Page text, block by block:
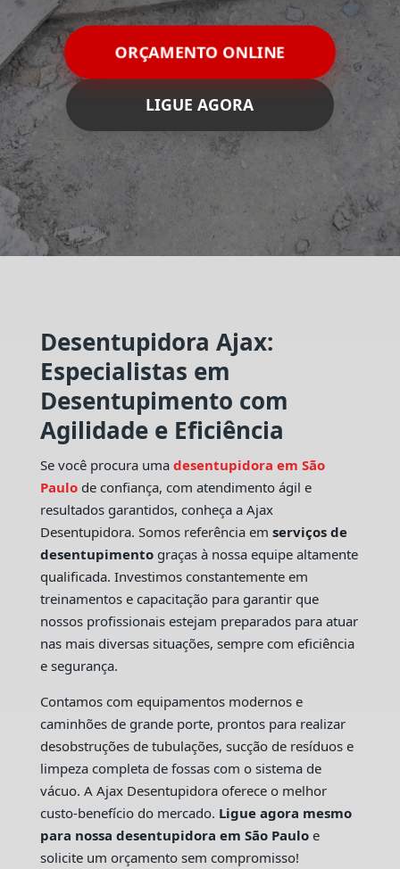
ORÇAMENTO ONLINE
LIGUE AGORA
Desentupidora Ajax:
Especialistas em
Desentupimento com
Agilidade e Eficiência
Se você procura uma desentupidora em São
Paulo de confiança, com atendimento ágil e
resultados garantidos, conheça a Ajax
Desentupidora. Somos referência em serviços de
desentupimentograças à nossa equipe altamente
qualificada. Investimos constantemente em
treinamentos e capacitação para garantir que
nossos profissionais estejam preparados para atuar
nas mais diversas situações, sempre com eficiência
e segurança.
Contamos com equipamentos modernos e
caminhões de grande porte, prontos para realizar
desobstruções de tubulações, sucção de resíduos e
limpeza completa de fossas com o sistema de
vácuo. A Ajax Desentupidora oferece o melhor
custo-benefício do mercado. Ligue agora mesmo
para nossa desentupidora em São Pauloe
solicite um orçamento sem compromisso!